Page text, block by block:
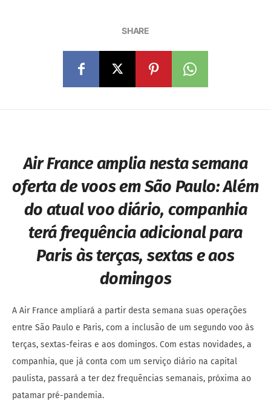
SHARE
Air France amplia nesta semana
oferta de voos em São Paulo:Além
do atual voo diário, companhia
terá frequência adicional para
Paris às terças, sextas e aos
domingos
A Air France ampliará a partir desta semana suas operações
entre São Paulo e Paris, com a inclusão de um segundo voo às
terças, sextas-feiras e aos domingos. Com estas novidades, a
companhia, que já conta com um serviço diário na capital
paulista, passará a ter dez frequências semanais, próxima ao
patamar pré-pandemia.